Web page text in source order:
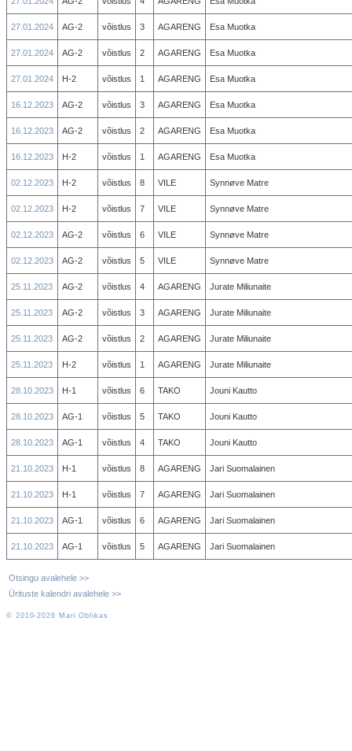
27.01.2024 AG-2 võistlus 3 AGARENG Esa Muotka
27.01.2024 AG-2 võistlus 2 AGARENG Esa Muotka
27.01.2024 H-2 võistlus 1 AGARENG Esa Muotka
16.12.2023 AG-2 võistlus 3 AGARENG Esa Muotka
16.12.2023 AG-2 võistlus 2 AGARENG Esa Muotka
16.12.2023 H-2 võistlus 1 AGARENG Esa Muotka
02.12.2023 H-2 võistlus 8 VILE Synnøve Matre
02.12.2023 H-2 võistlus 7 VILE Synnøve Matre
02.12.2023 AG-2 võistlus 6 VILE Synnøve Matre
02.12.2023 AG-2 võistlus 5 VILE Synnøve Matre
25.11.2023 AG-2 võistlus 4 AGARENG Jurate Miliunaite
25.11.2023 AG-2 võistlus 3 AGARENG Jurate Miliunaite
25.11.2023 AG-2 võistlus 2 AGARENG Jurate Miliunaite
25.11.2023 H-2 võistlus 1 AGARENG Jurate Miliunaite
28.10.2023 H-1 võistlus 6 TAKO Jouni Kautto
28.10.2023 AG-1 võistlus 5 TAKO Jouni Kautto
28.10.2023 AG-1 võistlus 4 TAKO Jouni Kautto
21.10.2023 H-1 võistlus 8 AGARENG Jari Suomalainen
21.10.2023 H-1 võistlus 7 AGARENG Jari Suomalainen
21.10.2023 AG-1 võistlus 6 AGARENG Jari Suomalainen
21.10.2023 AG-1 võistlus 5 AGARENG Jari Suomalainen
Otsingu avalehele >>
Ürituste kalendri avalehele >>
© 2010-2026 Mari Oblikas